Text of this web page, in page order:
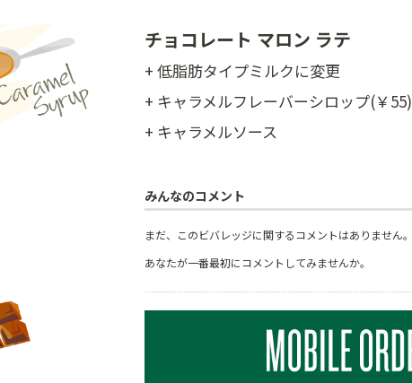
チョコレート マロン ラテ
+ 低脂肪タイプミルクに変更
+ キャラメルフレーバーシロップ(￥55)
+ キャラメルソース
みんなのコメント
まだ、このビバレッジに関するコメントはありません。
あなたが一番最初にコメントしてみませんか。